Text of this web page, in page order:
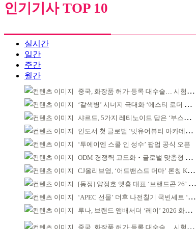
인기기사 TOP 10
실시간
일간
주간
월간
중국, 화장품 허가·등록 대수술… 시험자료 공용 허용
‘갈색병’ 시너지 극대화 ‘에스티 로더 스킨부스터’ 출시
샤르드, 5가지 레티노이드 담은 ‘부스팅 세럼’ 출시
인도서 첫 글로벌 ‘밋유어뷰티 아카데미’ 출범
‘투에이엔 스쿨 인 성수’ 팝업 공식 오픈
ODM 경쟁력 고도화‧글로벌 맞춤형 제조 역량 강화
CJ올리브영, ‘어드밴스드 더마’ 론칭 K더마 육성 박차
[동정] 양정호 앳홈 대표 ‘브랜드콘 26’ 강연
‘APEC 선물’ 더후 나전칠기 국빈세트 ‘레드닷 어워드’ 본상
루나, 브랜드 앰배서더 ‘레이’ 2026 화보 공개
중국, 화장품 허가·등록 대수술… 시험자료 공용 허용